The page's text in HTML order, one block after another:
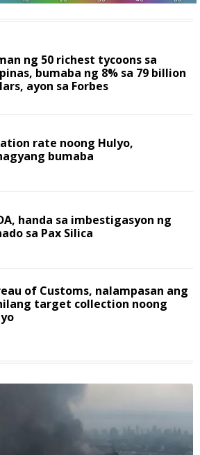
ng 50 richest tycoons sa
bumaba ng 8% sa 79 billion
ayon sa Forbes
rate noong Hulyo,
bumaba
handa sa imbestigasyon ng
sa Pax Silica
of Customs, nalampasan ang
target collection noong